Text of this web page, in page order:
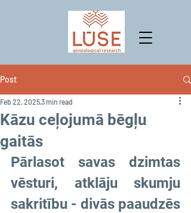
Post
Kāzu ceļojumā bēgļu
gaitās
Feb 22, 20253 min read
Pārlasot savas dzimtas
vēsturi, atklāju skumju
sakritību - divās paaudzēs